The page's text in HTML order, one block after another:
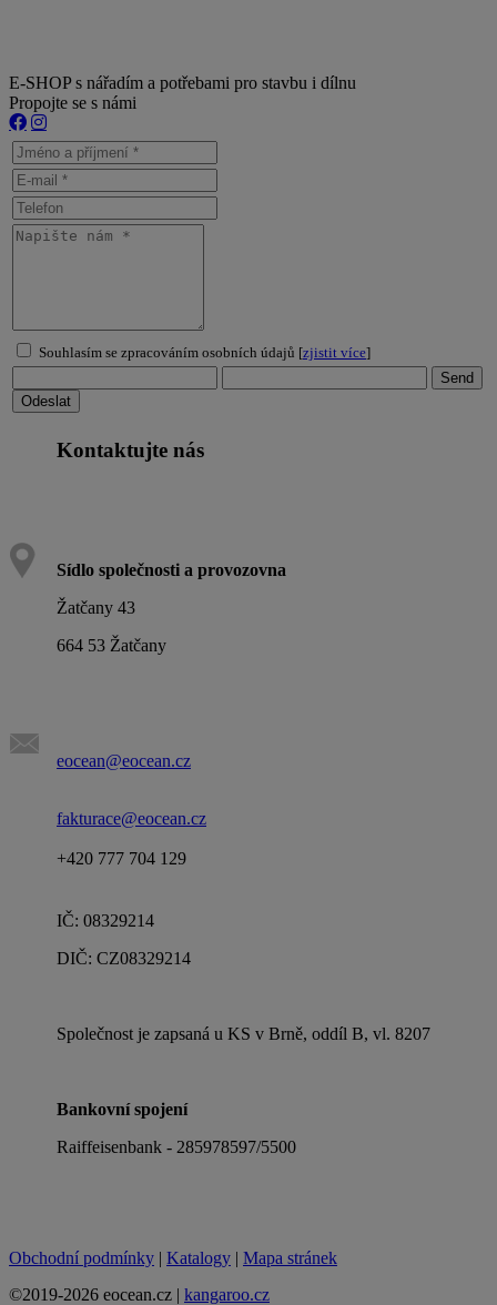
E-SHOP s nářadím a potřebami pro stavbu i dílnu
Propojte se s námi
Souhlasím se zpracováním osobních údajů [zjistit více]
Kontaktujte nás
Sídlo společnosti a provozovna
Žatčany 43
664 53 Žatčany
eocean@eocean.cz
fakturace@eocean.cz
+420 777 704 129
IČ: 08329214
DIČ: CZ08329214
Společnost je zapsaná u KS v Brně, oddíl B, vl. 8207
Bankovní spojení
Raiffeisenbank - 285978597/5500
Obchodní podmínky | Katalogy | Mapa stránek
©2019-2026 eocean.cz | kangaroo.cz